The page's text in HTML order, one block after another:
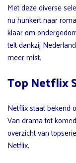
Met deze diverse
nu hunkert naar
klaar om
telt dankzij
meer mist.
Top Netflix
Netflix staat bekend
Van drama tot
overzicht van
Netflix.